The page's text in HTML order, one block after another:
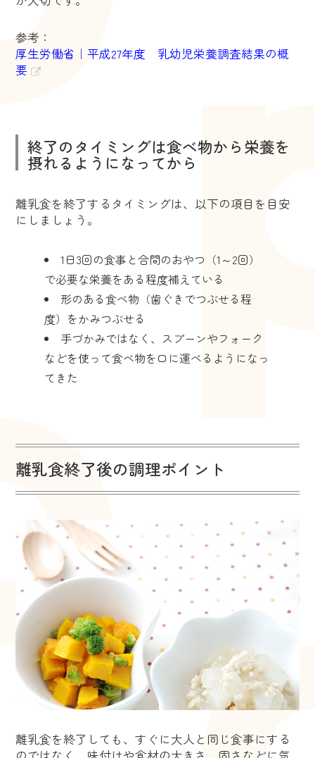
参考：
厚生労働省｜平成27年度 乳幼児栄養調査結果の概
要
終了のタイミングは食べ物から栄養を
摂れるようになってから
離乳食を終了するタイミングは、以下の項目を目安
にしましょう。
1日3回の食事と合間のおやつ（1～2回）
で必要な栄養をある程度補えている
形のある食べ物（歯ぐきでつぶせる程
度）をかみつぶせる
手づかみではなく、スプーンやフォーク
などを使って食べ物を口に運べるようになっ
てきた
離乳食終了後の調理ポイント
離乳食を終了しても、すぐに大人と同じ食事にする